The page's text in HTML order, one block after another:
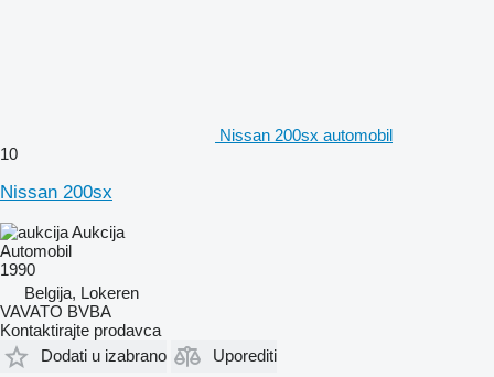
Nissan 200sx automobil
10
Nissan 200sx
Aukcija
Automobil
1990
Belgija, Lokeren
VAVATO BVBA
Kontaktirajte prodavca
Dodati u izabrano
Uporediti